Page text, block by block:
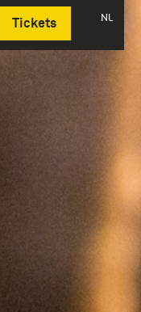
Tickets NL
Deutsch